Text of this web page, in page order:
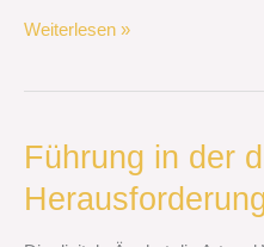
Weiterlesen »
Führung in der
Führung
in
der